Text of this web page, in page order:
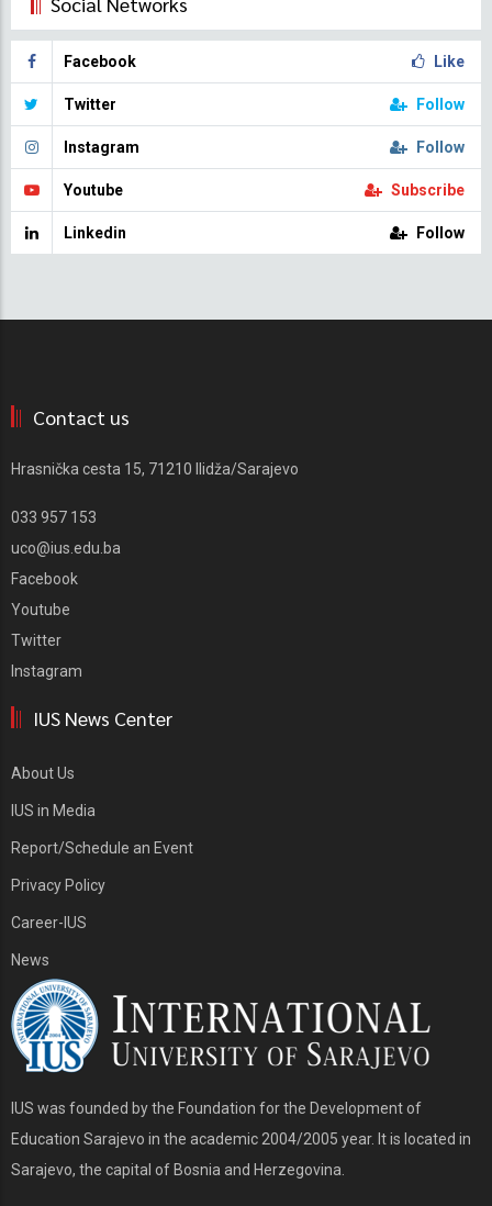
Facebook Like
Twitter Follow
Instagram Follow
Youtube Subscribe
Linkedin Follow
Contact us
Hrasnička cesta 15, 71210 Ilidža/Sarajevo
033 957 153
uco@ius.edu.ba
Facebook
Youtube
Twitter
Instagram
IUS News Center
About Us
IUS in Media
Report/Schedule an Event
Privacy Policy
Career-IUS
News
IUS was founded by the Foundation for the Development of
Education Sarajevo in the academic 2004/2005 year. It is located in
Sarajevo, the capital of Bosnia and Herzegovina.